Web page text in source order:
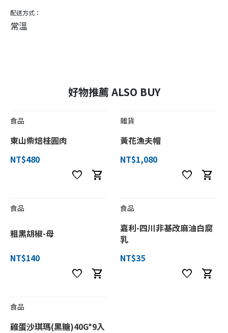
配送方式：
常溫
好物推薦 ALSO BUY
食品
東山柴焙桂圓肉
NT$480
favorite shopping_cart
雜貨
黃花漁夫帽
NT$1,080
favorite shopping_cart
食品
粗黑胡椒-母
NT$140
favorite shopping_cart
食品
嘉利-四川非基改麻油白腐
乳
NT$35
favorite shopping_cart
食品
雞蛋沙琪瑪(黑糖)40G*9入